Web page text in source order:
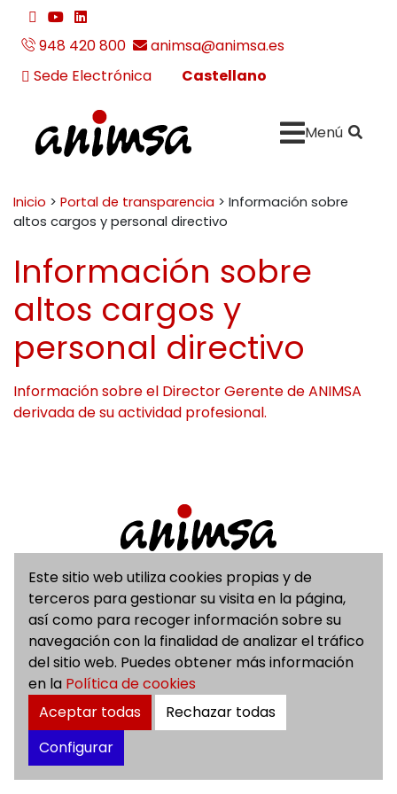
Ir al contenido
twitteryoutubelinkedin
948 420 800
animsa@animsa.es
Sede Electrónica
Castellano
ANIMSA Menú " .
Inicio > Portal de transparencia > Información sobre
altos cargos y personal directivo
Información sobre
altos cargos y
personal directivo
Información sobre el Director Gerente de ANIMSA
derivada de su actividad profesional.
Avenida del Ejército, 2 planta 8, 31002 Pamplona
(Navarra)
948 420 800
animsa@animsa.es
Aviso Legal
Accesibilidad
Política de Cookies
Política de privacidad
Este sitio web utiliza cookies propias y de
terceros para gestionar su visita en la página,
así como para recoger información sobre su
navegación con la finalidad de analizar el tráfico
del sitio web. Puedes obtener más información
en la Política de cookies
Aceptar todas
Rechazar todas
Configurar